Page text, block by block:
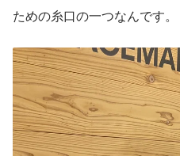
ための糸口の一つなんです。